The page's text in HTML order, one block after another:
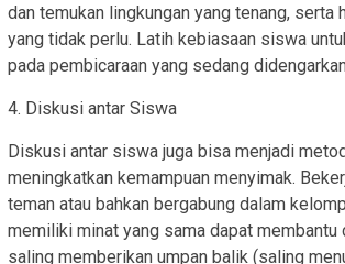
dan temukan lingkungan yang tenang, serta
yang tidak perlu. Latih kebiasaan siswa
pada pembicaraan yang sedang
4. Diskusi antar Siswa
Diskusi antar siswa juga bisa menjadi
meningkatkan kemampuan menyimak.
teman atau bahkan bergabung dalam
memiliki minat yang sama dapat membantu
saling memberikan umpan balik (saling